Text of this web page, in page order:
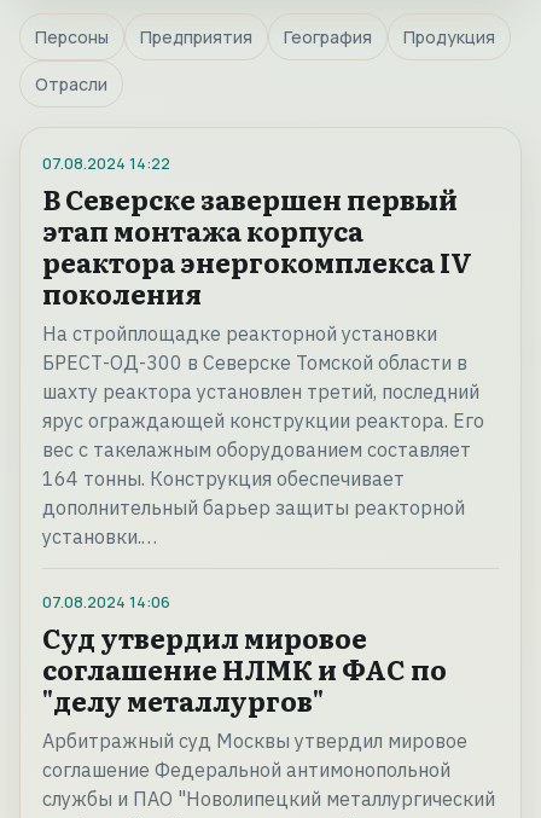
Персоны Предприятия География Продукция
Отрасли
07.08.2024 14:22
В Северске завершен первый
этап монтажа корпуса
реактора энергокомплекса IV
поколения
На стройплощадке реакторной установки
БРЕСТ-ОД-300 в Северске Томской области в
шахту реактора установлен третий, последний
ярус ограждающей конструкции реактора. Его
вес с такелажным оборудованием составляет
164 тонны. Конструкция обеспечивает
дополнительный барьер защиты реакторной
установки.…
07.08.2024 14:06
Суд утвердил мировое
соглашение НЛМК и ФАС по
"делу металлургов"
Арбитражный суд Москвы утвердил мировое
соглашение Федеральной антимонопольной
службы и ПАО "Новолипецкий металлургический